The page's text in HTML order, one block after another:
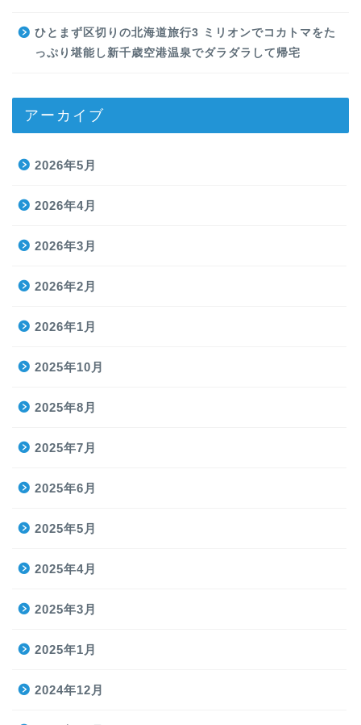
ひとまず区切りの北海道旅行3 ミリオンでコカトマをた
っぷり堪能し新千歳空港温泉でダラダラして帰宅
アーカイブ
2026年5月
2026年4月
2026年3月
2026年2月
2026年1月
2025年10月
2025年8月
2025年7月
2025年6月
2025年5月
2025年4月
2025年3月
2025年1月
2024年12月